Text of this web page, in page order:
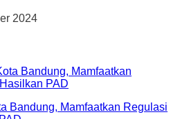
2024
Bandung, Mamfaatkan Regulasi